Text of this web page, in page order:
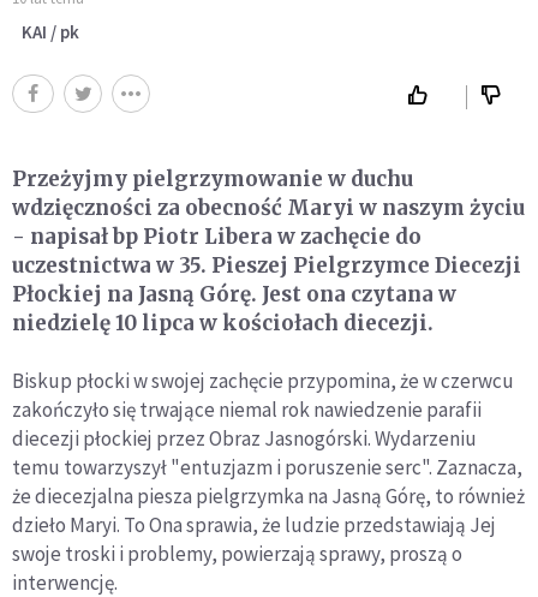
KAI / pk
Przeżyjmy pielgrzymowanie w duchu
wdzięczności za obecność Maryi w naszym życiu
- napisał bp Piotr Libera w zachęcie do
uczestnictwa w 35. Pieszej Pielgrzymce Diecezji
Płockiej na Jasną Górę. Jest ona czytana w
niedzielę 10 lipca w kościołach diecezji.
Biskup płocki w swojej zachęcie przypomina, że w czerwcu
zakończyło się trwające niemal rok nawiedzenie parafii
diecezji płockiej przez Obraz Jasnogórski. Wydarzeniu
temu towarzyszył "entuzjazm i poruszenie serc". Zaznacza,
że diecezjalna piesza pielgrzymka na Jasną Górę, to również
dzieło Maryi. To Ona sprawia, że ludzie przedstawiają Jej
swoje troski i problemy, powierzają sprawy, proszą o
interwencję.